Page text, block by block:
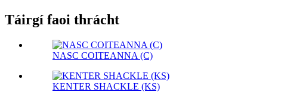
Táirgí faoi thrácht
NASC COITEANNA (C)
KENTER SHACKLE (KS)